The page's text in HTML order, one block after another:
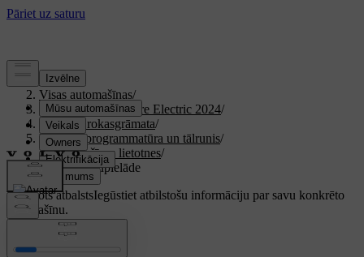
Atbalsts
Visas automašīnas/
XC40 Recharge Pure Electric 2024/
Lietotāja rokasgrāmata/
Displeji, programmatūra un tālrunis/
Automašīnas lietotnes/
Lietotņu lejupielāde
Pielāgots atbalstsIegūstiet atbilstošu informāciju par savu konkrēto
automašīnu.
Pierakstīties